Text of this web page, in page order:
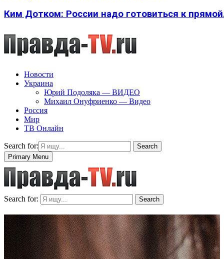
Ким Дотком: России надо готовиться к
Новости
Украина
Юрий Подоляка — ВИДЕО
Михаил Онуфриенко — Видео
Россия
Мир
ТВ Онлайн
Search for:
Search
Primary Menu
Search for: Search